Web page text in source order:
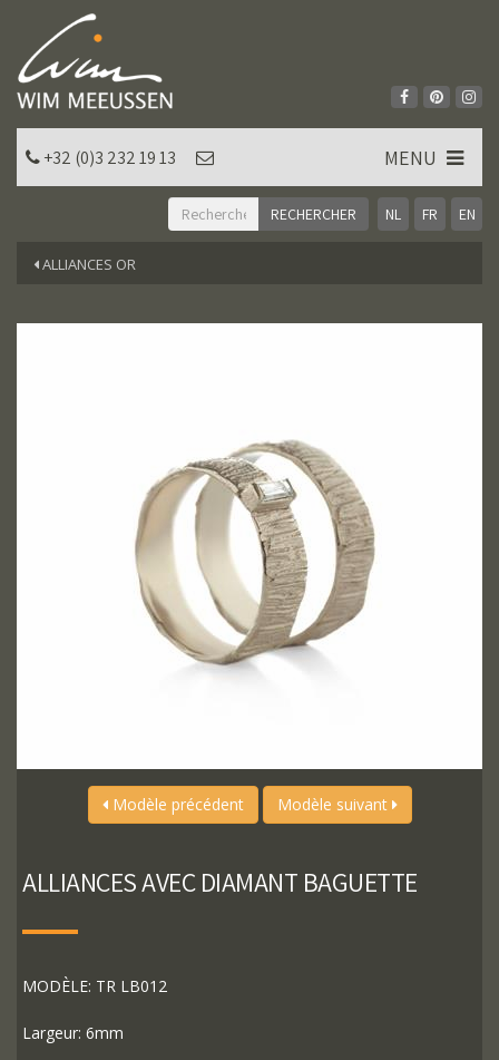
NL FR EN
+32 (0)3 232 19 13 MENU
ALLIANCES OR
Modèle précédent Modèle suivant
ALLIANCES AVEC DIAMANT BAGUETTE
MODÈLE: TR LB012
Largeur: 6mm